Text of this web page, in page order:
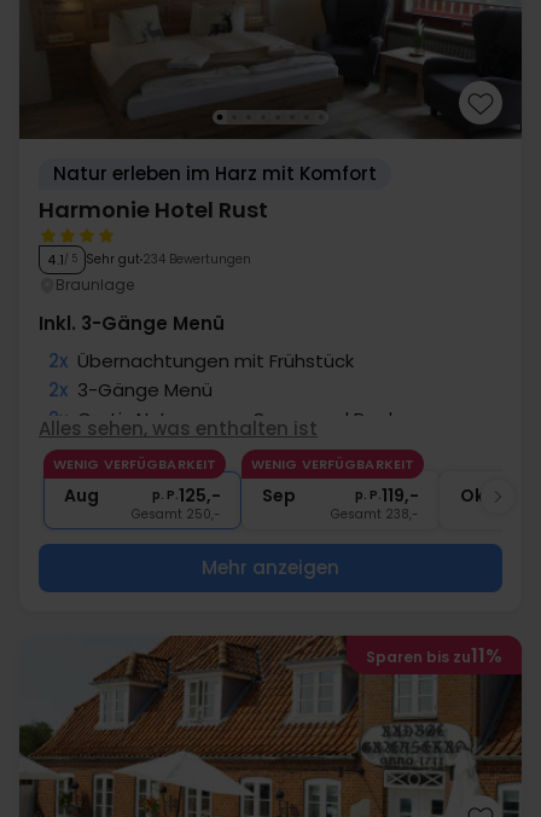
Natur erleben im Harz mit Komfort
Harmonie Hotel Rust
4.1/ 5 Sehr gut 234 Bewertungen
Braunlage
Inkl. 3-Gänge Menü
2x Übernachtungen mit Frühstück
2x 3-Gänge Menü
2x Gratis Nutzung von Sauna und Pool
1x Begrüßungsgetränk
∞ Gratis Internet und Parken
Alles sehen, was enthalten ist
WENIG VERFÜGBARKEIT
Aug p. P.125,-
Gesamt 250,-
WENIG VERFÜGBARKEIT
Sep p. P.119,-
Gesamt 238,-
Okt
Mehr anzeigen
Sparen bis zu11%